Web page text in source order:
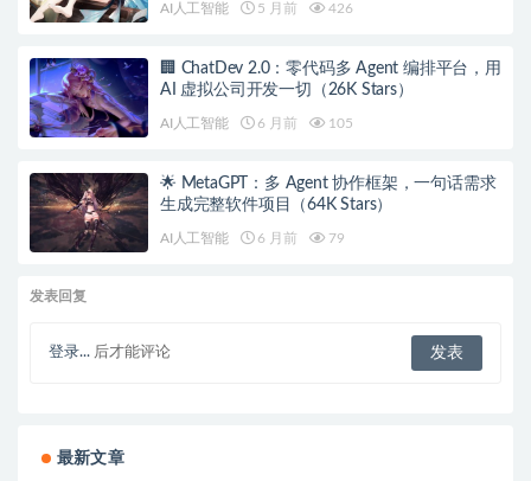
AI人工智能 5 月前 426
🏢 ChatDev 2.0：零代码多 Agent 编排平台，用
AI 虚拟公司开发一切（26K Stars）
AI人工智能 6 月前 105
🌟 MetaGPT：多 Agent 协作框架，一句话需求
生成完整软件项目（64K Stars）
AI人工智能 6 月前 79
发表回复
登录... 后才能评论
最新文章